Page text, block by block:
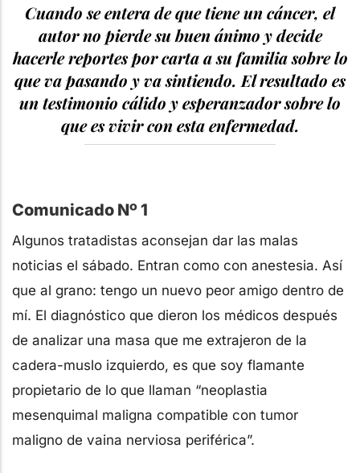
Cuando se entera de que tiene un cáncer, el
autor no pierde su buen ánimo y decide
hacerle reportes por carta a su familia sobre lo
que va pasando y va sintiendo. El resultado es
un testimonio cálido y esperanzador sobre lo
que es vivir con esta enfermedad.
Comunicado Nº 1
Algunos tratadistas aconsejan dar las malas
noticias el sábado. Entran como con anestesia. Así
que al grano: tengo un nuevo peor amigo dentro de
mí. El diagnóstico que dieron los médicos después
de analizar una masa que me extrajeron de la
cadera-muslo izquierdo, es que soy flamante
propietario de lo que llaman “neoplastia
mesenquimal maligna compatible con tumor
maligno de vaina nerviosa periférica”.